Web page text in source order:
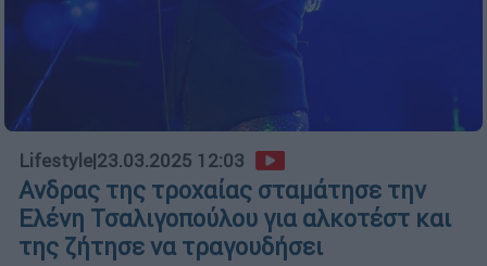
Lifestyle|23.03.2025 12:03
Ανδρας της τροχαίας σταμάτησε την
Ελένη Τσαλιγοπούλου για αλκοτέστ και
της ζήτησε να τραγουδήσει